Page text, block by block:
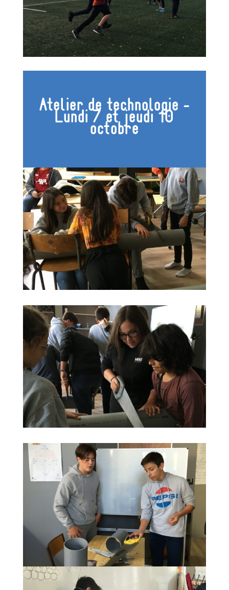
Atelier de technologie -
Lundi 7 et jeudi 10
octobre